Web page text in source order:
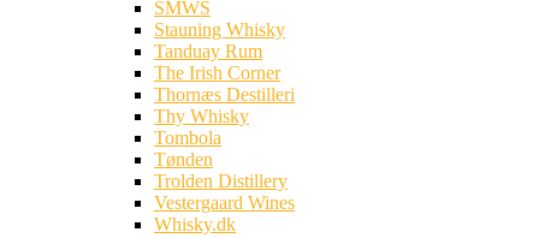
SMWS
Stauning Whisky
Tanduay Rum
The Irish Corner
Thornæs Destilleri
Thy Whisky
Tombola
Tønden
Trolden Distillery
Vestergaard Wines
Whisky.dk